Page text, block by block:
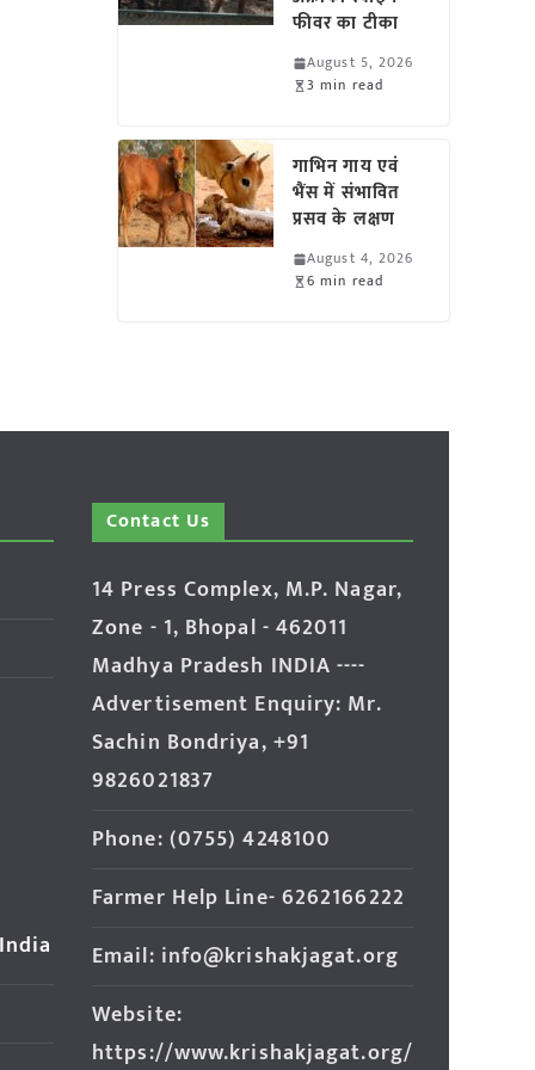
फीवर का टीका
August 5, 2026
3 min read
गाभिन गाय एवं
भैंस में संभावित
प्रसव के लक्षण
August 4, 2026
6 min read
Contact Us
14 Press Complex, M.P. Nagar,
Zone - 1, Bhopal - 462011
Madhya Pradesh INDIA ----
Advertisement Enquiry: Mr.
Sachin Bondriya, +91
9826021837
Phone: (0755) 4248100
Farmer Help Line- 6262166222
Email: info@krishakjagat.org
Website:
https://www.krishakjagat.org/